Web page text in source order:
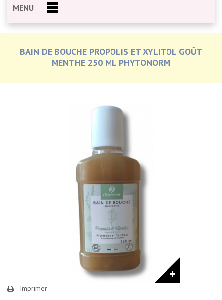
MENU
BAIN DE BOUCHE PROPOLIS ET XYLITOL GOÛT
MENTHE 250 ML PHYTONORM
Imprimer